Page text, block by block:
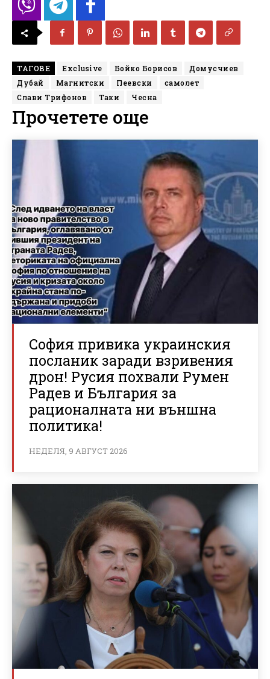
ТАГОВЕ Exclusive Бойко Борисов
Домусчиев
Дубай
Магнитски Пеевски
самолет
Слави Трифонов
Таки Чесна
Прочетете още
София привика украинския
посланик заради взривения
дрон! Русия похвали Румен
Радев и България за
рационалната ни външна
политика!
НЕДЕЛЯ, 9 АВГУСТ 2026